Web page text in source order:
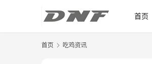
首页
首页 吃鸡资讯